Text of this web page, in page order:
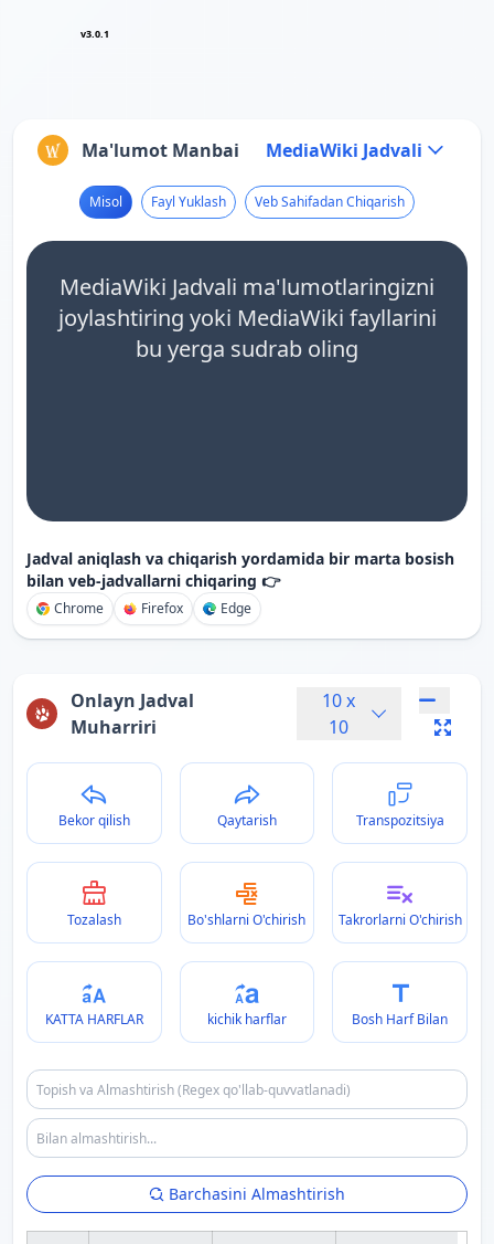
v3.0.1
Ma'lumot Manbai MediaWiki Jadvali
Misol Fayl Yuklash Veb Sahifadan Chiqarish
MediaWiki Jadvali ma'lumotlaringizni
joylashtiring yoki MediaWiki fayllarini
bu yerga sudrab oling
Jadval aniqlash va chiqarish yordamida bir marta bosish
bilan veb-jadvallarni chiqaring 👉
Chrome Firefox Edge
Onlayn Jadval
Muharriri
10 x
10
Bekor qilish Qaytarish Transpozitsiya
Tozalash Bo'shlarni O'chirish Takrorlarni O'chirish
KATTA HARFLAR kichik harflar Bosh Harf Bilan
Barchasini Almashtirish